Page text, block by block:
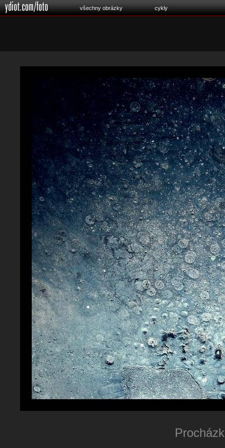
všechny obrázky cykly